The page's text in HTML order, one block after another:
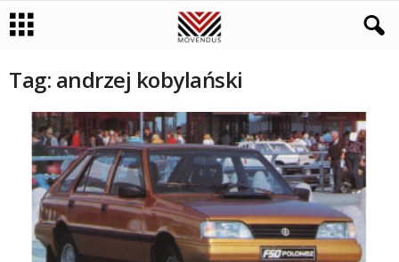
Tag: andrzej kobylański